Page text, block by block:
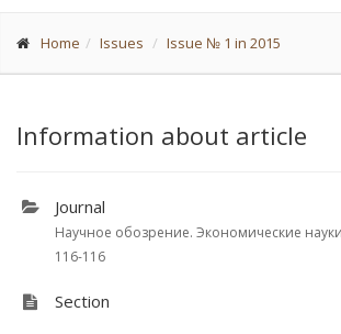
Home Issues Issue № 1 in 2015
Information about article
Journal
Научное обозрение. Экономические
116-116
Section